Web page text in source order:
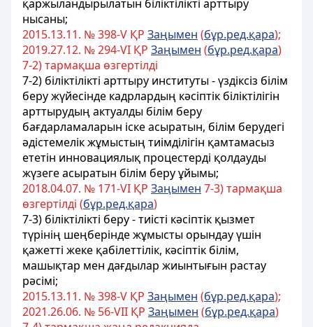
қаржыландырылатын біліктілікті арттыру
нысаны;
2015.13.11. № 398-V ҚР Заңымен (бұр.ред.қара);
2019.27.12. № 294-VІ ҚР Заңымен (бұр.ред.қара)
7-2) тармақша өзгертілді
7-2) біліктілікті арттыру институты - үздіксіз білім
беру жүйесінде кадрлардың кәсіптік біліктілігін
арттырудың актуалды білім беру
бағдарламаларын іске асыратын, білім берудегі
әдістемелік жұмыстың тиімділігін қамтамасыз
ететін инновациялық процестерді қолдауды
жүзеге асыратын білім беру ұйымы;
2018.04.07. № 171-VІ ҚР Заңымен 7-3) тармақша
өзгертілді (бұр.ред.қара)
7-3) біліктілікті беру - тиісті кәсіптік қызмет
түрінің шеңберінде жұмысты орындау үшін
қажетті жеке қабілеттілік, кәсіптік білім,
машықтар мен дағдылар жиынтығын растау
рәсімі;
2015.13.11. № 398-V ҚР Заңымен (бұр.ред.қара);
2021.26.06. № 56-VII ҚР Заңымен (бұр.ред.қара)